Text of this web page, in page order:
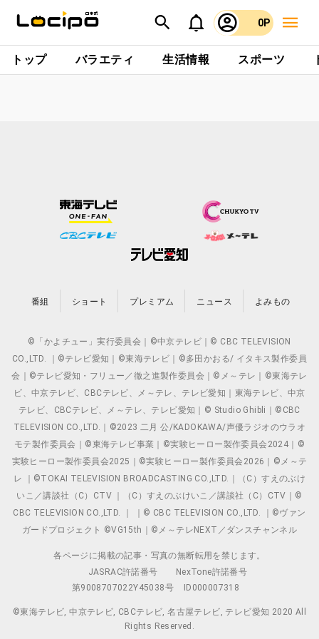
0P
トップ バラエティ 生活情報 スポーツ
番組 ショート プレミアム ニュース よみもの
©「かよチュー」実行委員会｜©中京テレビ｜© CBC TELEVISION
CO.,LTD. ｜©テレビ愛知｜©東海テレビ｜©多田かおる/ イタキス製作委員
会｜©テレビ愛知・フリュー／徹之進製作委員会｜©メ～テレ｜©東海テレ
ビ、中京テレビ、CBCテレビ、メ～テレ、テレビ愛知｜東海テレビ、中京
テレビ、CBCテレビ、メ～テレ、テレビ愛知｜© Studio Ghibli｜©CBC
TELEVISION CO.,LTD.｜©2023 二月 公/KADOKAWA/声優ラジオのウラオ
モテ製作委員会｜©東海テレビ事業｜©実験ヒーロー製作委員会2024｜©
実験ヒーロー製作委員会2025｜©実験ヒーロー製作委員会2026｜©メ～テ
レ ｜©TOKAI TELEVISION BROADCASTING CO.,LTD.｜（C）すえのぶけ
いこ／講談社（C）CTV ｜（C）すえのぶけいこ／講談社（C）CTV｜©
CBC TELEVISION CO.,LTD. ｜ ｜© CBC TELEVISION CO.,LTD. ｜©ヴァン
ガードプロジェクト ©VG15th｜©メ～テレNEXT／ダンスチャンネル
各ページに掲載の記事・写真の無断転用を禁じます。
JASRAC許諾番号
NexTone許諾番号
第9008707022Y45038号
ID000007318
©東海テレビ, 中京テレビ, CBCテレビ, 名古屋テレビ, テレビ愛知 2020 All
Rights Reserved.